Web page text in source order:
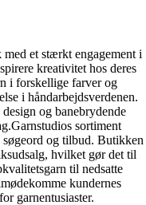
et stærkt engagement i
kreativitet hos deres
i forskellige farver og
i håndarbejdsverdenen.
og banebrydende
sortiment
søgeord og tilbud. Butikken
hvilket gør det til
til nedsatte
kundernes
garnentusiaster.